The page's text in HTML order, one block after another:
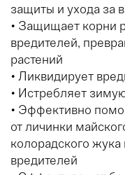
защиты и ухода за
• Защищает корни
вредителей,
растений
• Ликвидирует
• Истребляет
• Эффективно
от личинки
колорадского
вредителей